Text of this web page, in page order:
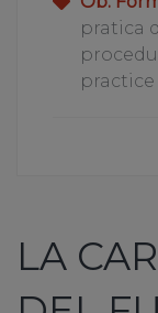
pratica
practice
LA